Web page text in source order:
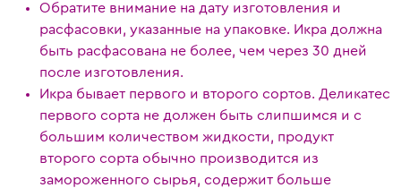
Обратите внимание на дату изготовления и
расфасовки, указанные на упаковке. Икра должна
быть расфасована не более, чем через 30 дней
после изготовления.
Икра бывает первого и второго сортов. Деликатес
первого сорта не должен быть слипшимся и с
большим количеством жидкости, продукт
второго сорта обычно производится из
замороженного сырья, содержит больше